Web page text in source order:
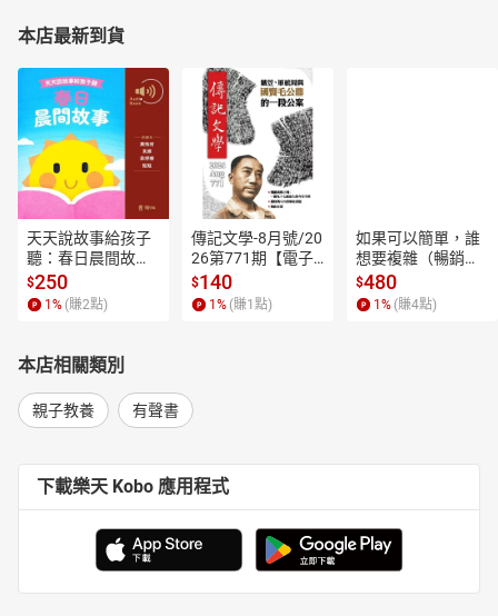
本店最新到貨
天天說故事給孩子
聽：春日晨間故事
【有聲書】
$250
1 % (賺2點)
傳記文學-8月號/20
26第771期【電子
書】
$140
1 % (賺1 點)
如果可以簡單，誰
想要複雜（暢銷經
典新編版）【電子
書】
$480
1 % (賺4點)
本店相關類別
親子教養 有聲書
下載樂天 Kobo 應用程式